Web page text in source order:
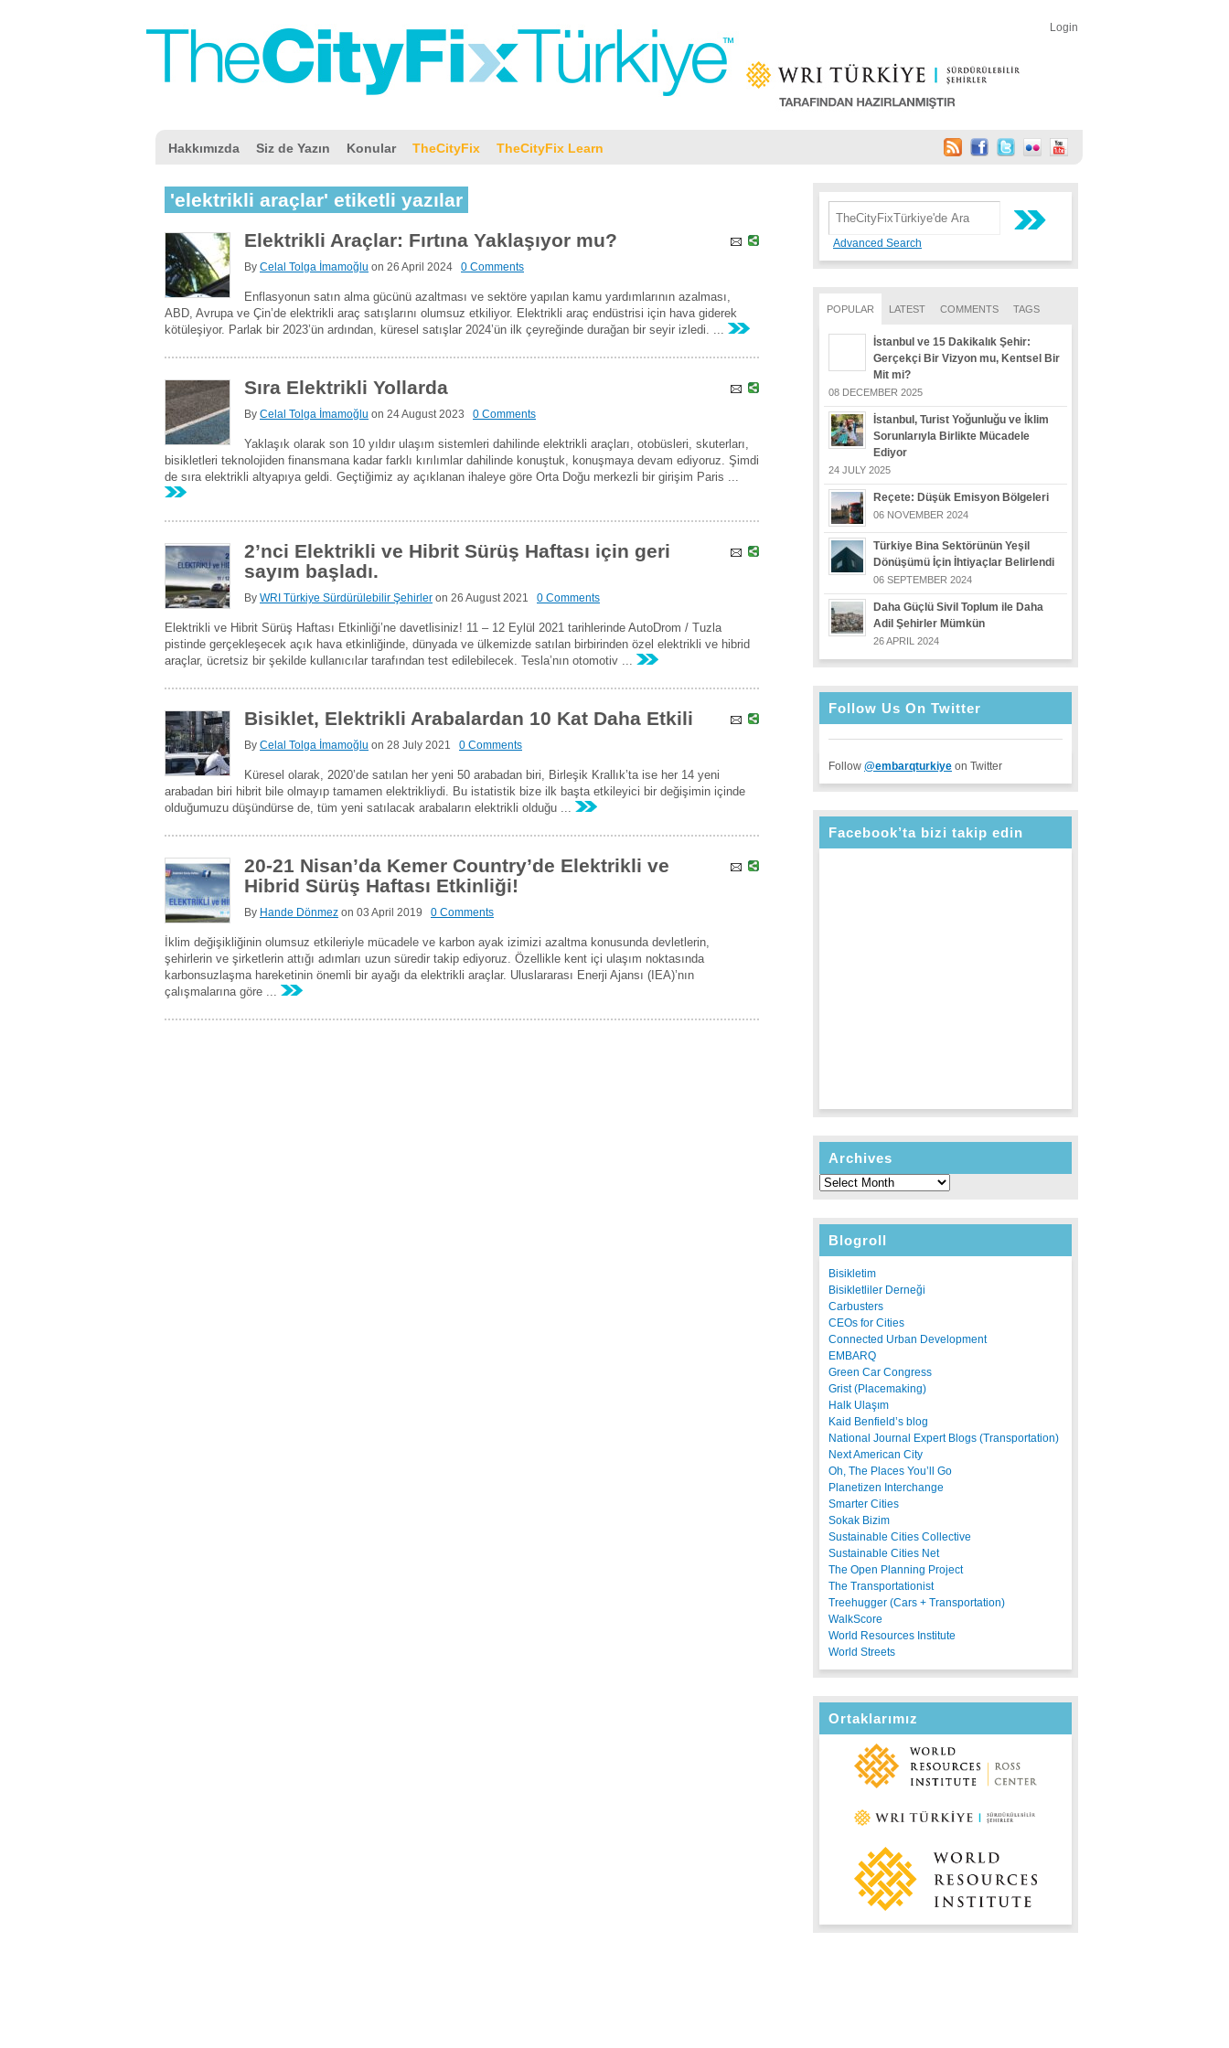
Login
Hakkımızda Siz de Yazın Konular TheCityFix TheCityFix Learn
Advanced Search
POPULAR LATEST COMMENTS TAGS
İstanbul ve 15 Dakikalık Şehir:
Gerçekçi Bir Vizyon mu, Kentsel Bir
Mit mi?
08 DECEMBER 2025
İstanbul, Turist Yoğunluğu ve İklim
Sorunlarıyla Birlikte Mücadele
Ediyor
24 JULY 2025
Reçete: Düşük Emisyon Bölgeleri
06 NOVEMBER 2024
Türkiye Bina Sektörünün Yeşil
Dönüşümü İçin İhtiyaçlar Belirlendi
06 SEPTEMBER 2024
Daha Güçlü Sivil Toplum ile Daha
Adil Şehirler Mümkün
26 APRIL 2024
Follow Us On Twitter
Follow @embarqturkiye on Twitter
Facebook’ta bizi takip edin
Archives
Blogroll
Bisikletim
Bisikletliler Derneği
Carbusters
CEOs for Cities
Connected Urban Development
EMBARQ
Green Car Congress
Grist (Placemaking)
Halk Ulaşım
Kaid Benfield’s blog
National Journal Expert Blogs (Transportation)
Next American City
Oh, The Places You’ll Go
Planetizen Interchange
Smarter Cities
Sokak Bizim
Sustainable Cities Collective
Sustainable Cities Net
The Open Planning Project
The Transportationist
Treehugger (Cars + Transportation)
WalkScore
World Resources Institute
World Streets
Ortaklarımız
'elektrikli araçlar' etiketli yazılar
Elektrikli Araçlar: Fırtına Yaklaşıyor mu?
By Celal Tolga İmamoğlu on 26 April 2024 0 Comments
Enflasyonun satın alma gücünü azaltması ve sektöre yapılan kamu yardımlarının azalması,
ABD, Avrupa ve Çin’de elektrikli araç satışlarını olumsuz etkiliyor. Elektrikli araç endüstrisi için hava giderek
kötüleşiyor. Parlak bir 2023’ün ardından, küresel satışlar 2024’ün ilk çeyreğinde durağan bir seyir izledi. ...
Sıra Elektrikli Yollarda
By Celal Tolga İmamoğlu on 24 August 2023 0 Comments
Yaklaşık olarak son 10 yıldır ulaşım sistemleri dahilinde elektrikli araçları, otobüsleri, skuterları,
bisikletleri teknolojiden finansmana kadar farklı kırılımlar dahilinde konuştuk, konuşmaya devam ediyoruz. Şimdi
de sıra elektrikli altyapıya geldi. Geçtiğimiz ay açıklanan ihaleye göre Orta Doğu merkezli bir girişim Paris ...
2’nci Elektrikli ve Hibrit Sürüş Haftası için geri
sayım başladı.
By WRI Türkiye Sürdürülebilir Şehirler on 26 August 2021 0 Comments
Elektrikli ve Hibrit Sürüş Haftası Etkinliği’ne davetlisiniz! 11 – 12 Eylül 2021 tarihlerinde AutoDrom / Tuzla
pistinde gerçekleşecek açık hava etkinliğinde, dünyada ve ülkemizde satılan birbirinden özel elektrikli ve hibrid
araçlar, ücretsiz bir şekilde kullanıcılar tarafından test edilebilecek. Tesla’nın otomotiv ...
Bisiklet, Elektrikli Arabalardan 10 Kat Daha Etkili
By Celal Tolga İmamoğlu on 28 July 2021 0 Comments
Küresel olarak, 2020’de satılan her yeni 50 arabadan biri, Birleşik Krallık’ta ise her 14 yeni
arabadan biri hibrit bile olmayıp tamamen elektrikliydi. Bu istatistik bize ilk başta etkileyici bir değişimin içinde
olduğumuzu düşündürse de, tüm yeni satılacak arabaların elektrikli olduğu ...
20-21 Nisan’da Kemer Country’de Elektrikli ve
Hibrid Sürüş Haftası Etkinliği!
By Hande Dönmez on 03 April 2019 0 Comments
İklim değişikliğinin olumsuz etkileriyle mücadele ve karbon ayak izimizi azaltma konusunda devletlerin,
şehirlerin ve şirketlerin attığı adımları uzun süredir takip ediyoruz. Özellikle kent içi ulaşım noktasında
karbonsuzlaşma hareketinin önemli bir ayağı da elektrikli araçlar. Uluslararası Enerji Ajansı (IEA)’nın
çalışmalarına göre ...